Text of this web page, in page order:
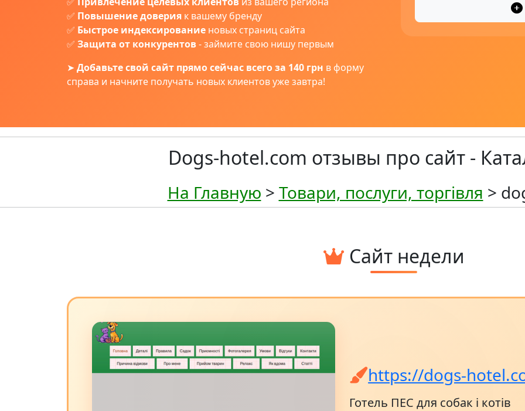
✅ Повышение доверия к вашему бренду
✅ Быстрое индексирование новых страниц сайта
✅ Защита от конкурентов- займите свою нишу первым
➤ Добавьте свой сайт прямо сейчас всего за 140 грн в форму
справа и начните получать новых клиентов уже завтра!
Dogs-hotel.com отзывы про сайт -
На Главную > Товари, послуги, торгівля >
Сайт недели
https://dogs-
Готель ПЕС для собак і котів